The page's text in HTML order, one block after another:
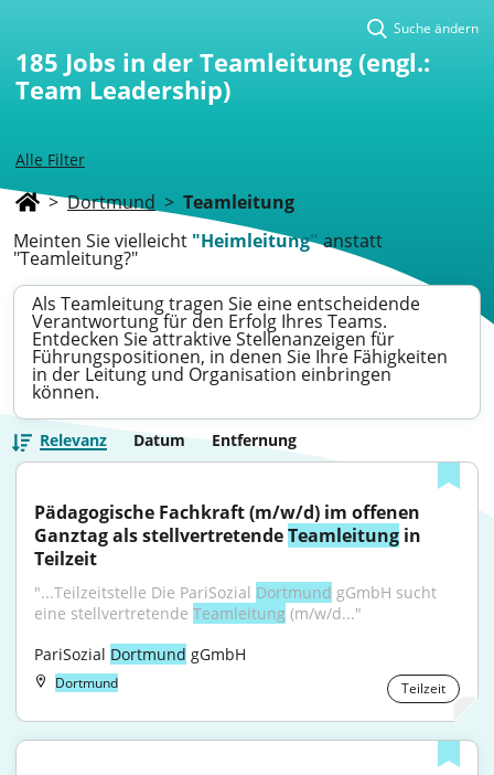
Alle Filter
Suche ändern
185 Jobs in der Teamleitung (engl.:
Team Leadership)
> Dortmund > Teamleitung
Meinten Sie vielleicht "Heimleitung"anstatt
"Teamleitung?"
Als Teamleitung tragen Sie eine entscheidende
Verantwortung für den Erfolg Ihres Teams.
Entdecken Sie attraktive Stellenanzeigen für
Führungspositionen, in denen Sie Ihre Fähigkeiten
in der Leitung und Organisation einbringen
können.
Relevanz Datum Entfernung
Pädagogische Fachkraft (m/w/d) im offenen
Ganztag als stellvertretende Teamleitung in
Teilzeit
"...Teilzeitstelle Die PariSozial Dortmund gGmbH sucht
eine stellvertretende Teamleitung (m/w/d..."
PariSozial Dortmund gGmbH
Dortmund Teilzeit